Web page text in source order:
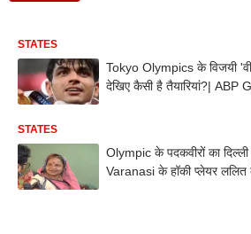
STATES
Tokyo Olympics के विजयी
देखिए कैसी है तैयारियां?| ABP
STATES
Olympic के पदकवीरों का दिल्ली
Varanasi के हॉकी प्लेयर